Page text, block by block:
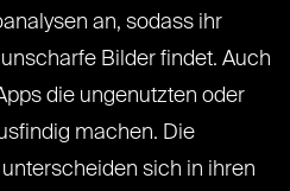
an, sodass ihr
Bilder findet. Auch
die ungenutzten oder
machen. Die
sich in ihren